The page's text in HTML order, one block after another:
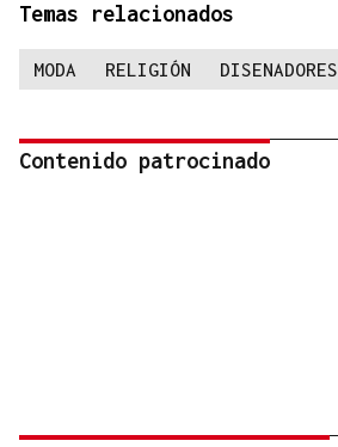
Temas relacionados
MODA RELIGIÓN DISENADORES
Contenido patrocinado